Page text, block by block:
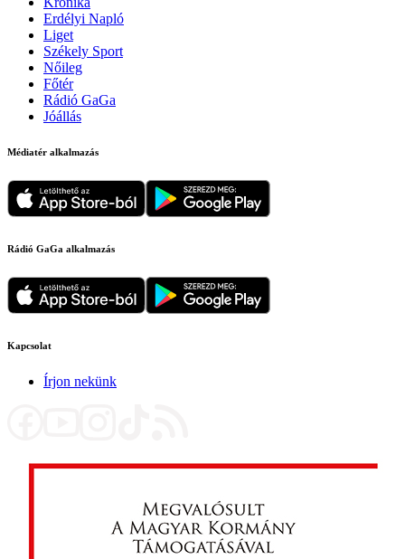
Erdélyi Napló
Liget
Székely Sport
Nőileg
Főtér
Rádió GaGa
Jóállás
Médiatér alkalmazás
Rádió GaGa alkalmazás
Kapcsolat
Írjon nekünk